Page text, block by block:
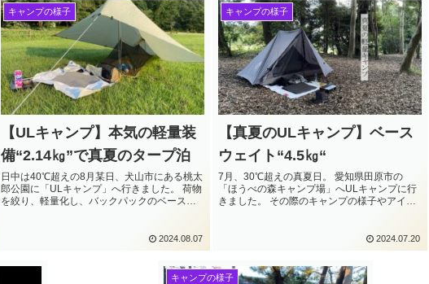
ャンプになりました。
キャンプの様子
【ULキャンプ】本気の軽量装
備“2.14㎏”で真夏のタープ泊
日中は40℃超えの8月某日、犬山市にある桃太
郎公園に「ULキャンプ」へ行きました。 荷物
を絞り、軽量化し、バックパックのベースウ
2024.08.07
キャンプの様子
【真夏のULキャンプ】ベース
ウェイト“4.5㎏“
7月、30℃超えの真夏日。 愛知県田原市の
「ほうべの森キャンプ場」へULキャンプに行
きました。 その際のキャンプの様子やアイテ
2024.07.20
キャンプの様子